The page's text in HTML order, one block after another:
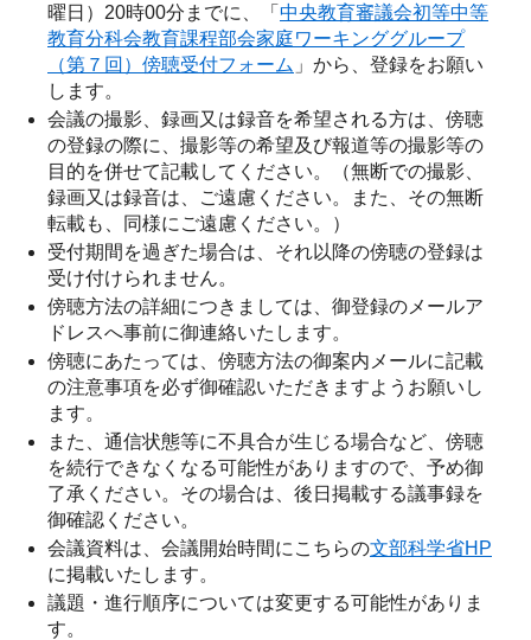
曜日）20時00分までに、「 中央教育審議会初等中等
教育分科会教育課程部会家庭ワーキンググループ
（第７回）傍聴受付フォーム 」から、登録をお願い
します。
会議の撮影、録画又は録音を希望される方は、傍聴
の登録の際に、撮影等の希望及び報道等の撮影等の
目的を併せて記載してください。（無断での撮影、
録画又は録音は、ご遠慮ください。また、その無断
転載も、同様にご遠慮ください。）
受付期間を過ぎた場合は、それ以降の傍聴の登録は
受け付けられません。
傍聴方法の詳細につきましては、御登録のメールア
ドレスへ事前に御連絡いたします。
傍聴にあたっては、傍聴方法の御案内メールに記載
の注意事項を必ず御確認いただきますようお願いし
ます。
また、通信状態等に不具合が生じる場合など、傍聴
を続行できなくなる可能性がありますので、予め御
了承ください。その場合は、後日掲載する議事録を
御確認ください。
会議資料は、会議開始時間にこちらの文部科学省HP
に掲載いたします。
議題・進行順序については変更する可能性がありま
す。